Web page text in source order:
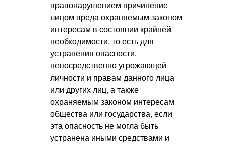
правонарушением причинение
лицом вреда охраняемым законом
интересам в состоянии крайней
необходимости, то есть для
устранения опасности,
непосредственно угрожающей
личности и правам данного лица
или других лиц, а также
охраняемым законом интересам
общества или государства, если
эта опасность не могла быть
устранена иными средствами и